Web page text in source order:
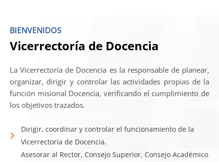
BIENVENIDOS
Vicerrectoría de Docencia
La Vicerrectoría de Docencia es la responsable de planear,
organizar, dirigir y controlar las actividades propias de la
función misional Docencia, verificando el cumplimiento de
los objetivos trazados.
Dirigir, coordinar y controlar el funcionamiento de la
Vicerrectoría de Docencia.
Asesorar al Rector, Consejo Superior, Consejo Académico